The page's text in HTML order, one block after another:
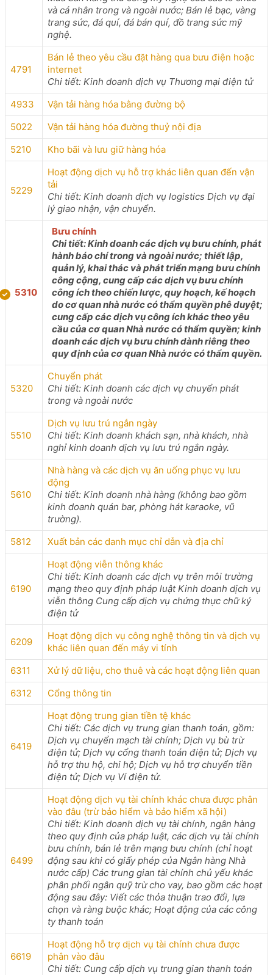
và cá nhân trong và ngoài nước; Bán lẻ bạc, vàng
trang sức, đá quí, đá bán quí, đồ trang sức mỹ
nghệ.
4791
Bán lẻ theo yêu cầu đặt hàng qua bưu điện hoặc
internet
Chi tiết: Kinh doanh dịch vụ Thương mại điện tử
4933
Vận tải hàng hóa bằng đường bộ
5022
Vận tải hàng hóa đường thuỷ nội địa
5210
Kho bãi và lưu giữ hàng hóa
5229
Hoạt động dịch vụ hỗ trợ khác liên quan đến vận
tải
Chi tiết: Kinh doanh dịch vụ logistics Dịch vụ đại
lý giao nhận, vận chuyển.
5310
Bưu chính
Chi tiết: Kinh doanh các dịch vụ bưu chính, phát
hành báo chí trong và ngoài nước; thiết lập,
quản lý, khai thác và phát triển mạng bưu chính
công cộng, cung cấp các dịch vụ bưu chính
công ích theo chiến lược, quy hoạch, kế hoạch
do cơ quan nhà nước có thẩm quyền phê duyệt;
cung cấp các dịch vụ công ích khác theo yêu
cầu của cơ quan Nhà nước có thẩm quyền; kinh
doanh các dịch vụ bưu chính dành riêng theo
quy định của cơ quan Nhà nước có thẩm quyền.
5320
Chuyển phát
Chi tiết: Kinh doanh các dịch vụ chuyển phát
trong và ngoài nước
5510
Dịch vụ lưu trú ngắn ngày
Chi tiết: Kinh doanh khách sạn, nhà khách, nhà
nghỉ kinh doanh dịch vụ lưu trú ngắn ngày.
5610
Nhà hàng và các dịch vụ ăn uống phục vụ lưu
động
Chi tiết: Kinh doanh nhà hàng (không bao gồm
kinh doanh quán bar, phòng hát karaoke, vũ
trường).
5812
Xuất bản các danh mục chỉ dẫn và địa chỉ
6190
Hoạt động viễn thông khác
Chi tiết: Kinh doanh các dịch vụ trên môi trường
mạng theo quy định pháp luật Kinh doanh dịch vụ
viễn thông Cung cấp dịch vụ chứng thực chữ ký
điện tử
6209
Hoạt động dịch vụ công nghệ thông tin và dịch vụ
khác liên quan đến máy vi tính
6311
Xử lý dữ liệu, cho thuê và các hoạt động liên quan
6312
Cổng thông tin
6419
Hoạt động trung gian tiền tệ khác
Chi tiết: Các dịch vụ trung gian thanh toán, gồm:
Dịch vụ chuyển mạch tài chính; Dịch vụ bù trừ
điện tử; Dịch vụ cổng thanh toán điện tử; Dịch vụ
hỗ trợ thu hộ, chi hộ; Dịch vụ hỗ trợ chuyển tiền
điện tử; Dịch vụ Ví điện tử.
6499
Hoạt động dịch vụ tài chính khác chưa được phân
vào đâu (trừ bảo hiểm và bảo hiểm xã hội)
Chi tiết: Kinh doanh dịch vụ tài chính, ngân hàng
theo quy định của pháp luật, các dịch vụ tài chính
bưu chính, bán lẻ trên mạng bưu chính (chỉ hoạt
động sau khi có giấy phép của Ngân hàng Nhà
nước cấp) Các trung gian tài chính chủ yếu khác
phân phối ngân quỹ trừ cho vay, bao gồm các hoạt
động sau đây: Viết các thỏa thuận trao đổi, lựa
chọn và ràng buộc khác; Hoạt động của các công
ty thanh toán
6619
Hoạt động hỗ trợ dịch vụ tài chính chưa được
phân vào đâu
Chi tiết: Cung cấp dịch vụ trung gian thanh toán